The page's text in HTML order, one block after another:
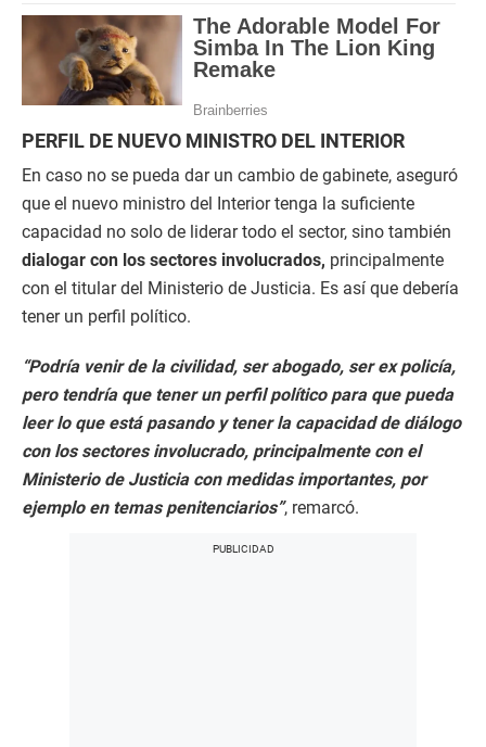
PERFIL DE NUEVO MINISTRO DEL INTERIOR
En caso no se pueda dar un cambio de gabinete, aseguró
que el nuevo ministro del Interior tenga la suficiente
capacidad no solo de liderar todo el sector, sino también
dialogar con los sectores involucrados, principalmente
con el titular del Ministerio de Justicia. Es así que debería
tener un perfil político.
“Podría venir de la civilidad, ser abogado, ser ex policía,
pero tendría que tener un perfil político para que pueda
leer lo que está pasando y tener la capacidad de diálogo
con los sectores involucrado, principalmente con el
Ministerio de Justicia con medidas importantes, por
ejemplo en temas penitenciarios”, remarcó.